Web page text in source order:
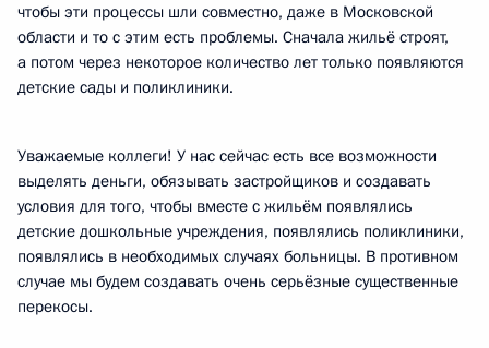
чтобы эти процессы шли совместно, даже в Московской
области и то с этим есть проблемы. Сначала жильё строят,
а потом через некоторое количество лет только появляются
детские сады и поликлиники.
Уважаемые коллеги! У нас сейчас есть все возможности
выделять деньги, обязывать застройщиков и создавать
условия для того, чтобы вместе с жильём появлялись
детские дошкольные учреждения, появлялись поликлиники,
появлялись в необходимых случаях больницы. В противном
случае мы будем создавать очень серьёзные существенные
перекосы.